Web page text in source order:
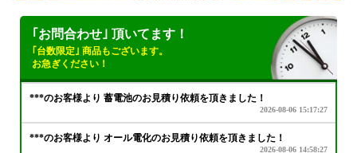
｢お問合わせ｣ 頂いてます！
｢台数限定｣ 商品もございます。
お急ぎください！